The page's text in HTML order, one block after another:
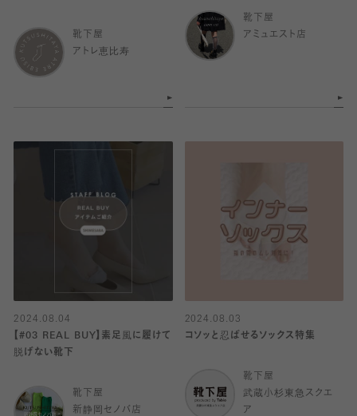
靴下屋
アトレ恵比寿
靴下屋
アミュエスト店
2024.08.04
【#03 REAL BUY】素足風に履けて
脱げない靴下
靴下屋
新静岡セノバ店
2024.08.03
コソッと忍ばせるソックス特集
靴下屋
武蔵小杉東急スクエ
ア